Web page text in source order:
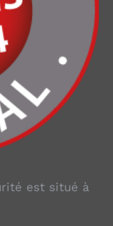
est situé à